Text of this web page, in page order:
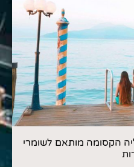
הקסומה מותאם לשומרי